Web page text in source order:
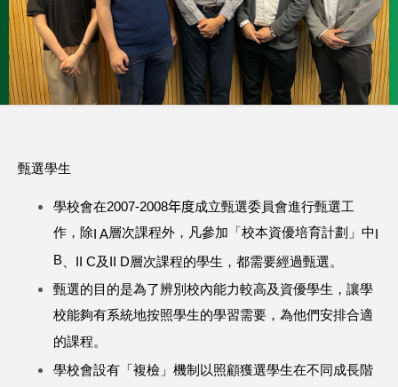
甄選學生
學校會在2007-2008年度成立甄選委員會進行甄選工
作，除I A層次課程外，凡參加「校本資優培育計劃」中I
B II C及 II D層次課程的學生，都需要經過甄選。
甄選的目的是為了辨別校內能力較高及資優學生，讓學
校能夠有系統地按照學生的學習需要，為他們安排合適
的課程。
學校會設有「複檢」機制以照顧獲選學生在不同成長階